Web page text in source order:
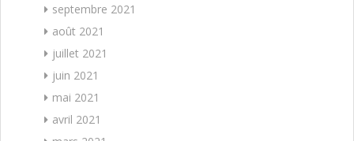
septembre 2021
août 2021
juillet 2021
juin 2021
mai 2021
avril 2021